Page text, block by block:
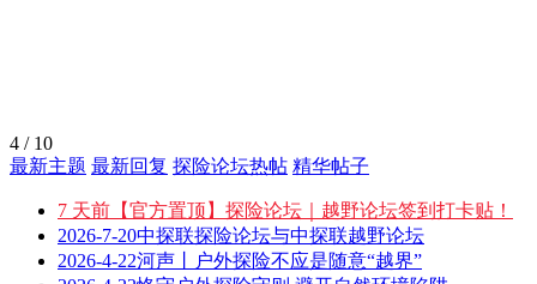
4 / 10
最新主题 最新回复 探险论坛热帖 精华帖子
7 天前 【官方置顶】探险论坛｜越野论坛签到打卡贴！
2026-7-20中探联探险论坛与中探联越野论坛
2026-4-22河声丨户外探险不应是随意“越界”